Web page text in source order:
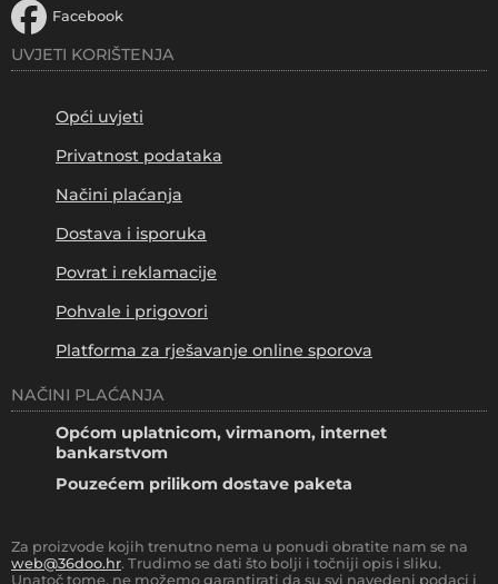
Facebook
UVJETI KORIŠTENJA
Opći uvjeti
Privatnost podataka
Načini plaćanja
Dostava i isporuka
Povrat i reklamacije
Pohvale i prigovori
Platforma za rješavanje online sporova
NAČINI PLAĆANJA
Općom uplatnicom, virmanom, internet
bankarstvom
Pouzećem prilikom dostave paketa
Za proizvode kojih trenutno nema u ponudi obratite nam se na
web@36doo.hr. Trudimo se dati što bolji i točniji opis i sliku.
Unatoč tome, ne možemo garantirati da su svi navedeni podaci i